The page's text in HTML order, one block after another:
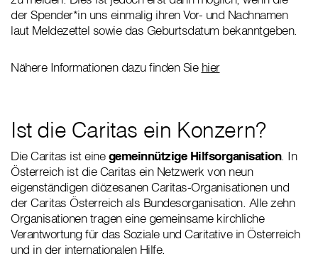
der Spender*in uns einmalig ihren Vor- und Nachnamen
laut Meldezettel sowie das Geburtsdatum bekanntgeben.
Nähere Informationen dazu finden Sie hier
Ist die Caritas ein Konzern?
Die Caritas ist einegemeinnützige Hilfsorganisation. In
Österreich ist die Caritas ein Netzwerk von neun
eigenständigen diözesanen Caritas-Organisationen und
der Caritas Österreich als Bundesorganisation. Alle zehn
Organisationen tragen eine gemeinsame kirchliche
Verantwortung für das Soziale und Caritative in Österreich
und in der internationalen Hilfe.